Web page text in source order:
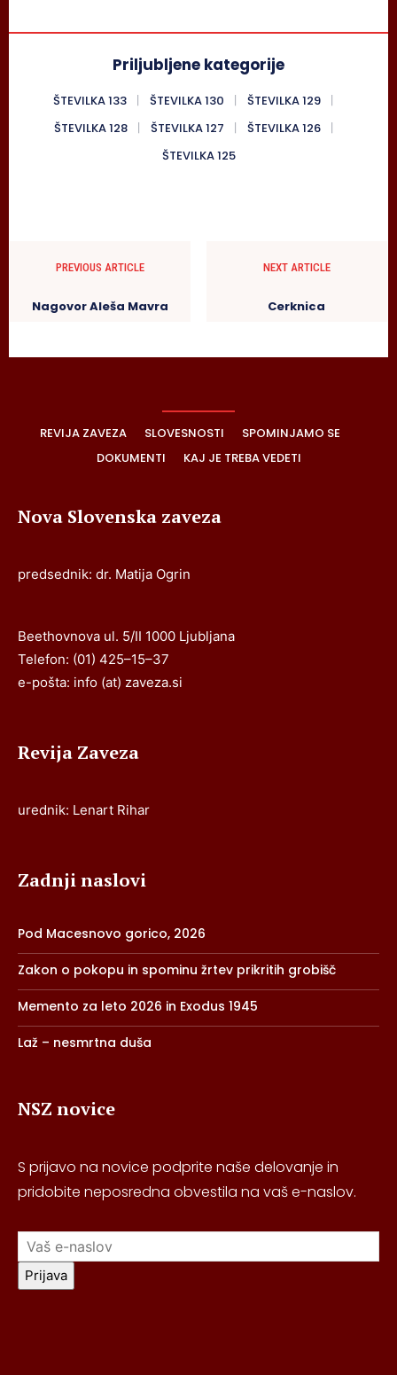
Priljubljene kategorije
ŠTEVILKA 133 ŠTEVILKA 130
ŠTEVILKA 129
ŠTEVILKA 128
ŠTEVILKA 127
ŠTEVILKA 126
ŠTEVILKA 125
PREVIOUS ARTICLE
Nagovor Aleša Mavra
NEXT ARTICLE
Cerknica
REVIJA ZAVEZA SLOVESNOSTI
SPOMINJAMO SE
DOKUMENTI
KAJ JE TREBA VEDETI
Nova Slovenska zaveza
predsednik: dr. Matija Ogrin
Beethovnova ul. 5/II 1000 Ljubljana
Telefon: (01) 425–15–37
e-pošta: info (at) zaveza.si
Revija Zaveza
urednik: Lenart Rihar
Zadnji naslovi
Pod Macesnovo gorico, 2026
Zakon o pokopu in spominu žrtev prikritih grobišč
Memento za leto 2026 in Exodus 1945
Laž – nesmrtna duša
NSZ novice
S prijavo na novice podprite naše delovanje in
pridobite neposredna obvestila na vaš e-naslov.
Prijava